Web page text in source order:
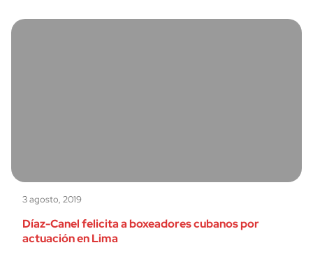
3 agosto, 2019
Díaz-Canel felicita a boxeadores cubanos por
actuación en Lima